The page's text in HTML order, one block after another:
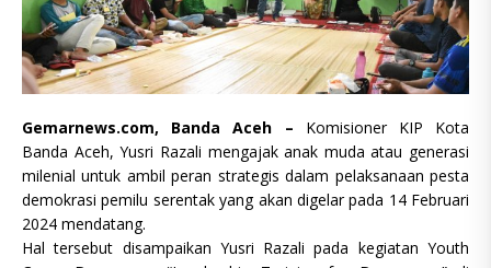
Gemarnews.com, Banda Aceh – Komisioner KIP Kota
Banda Aceh, Yusri Razali mengajak anak muda atau generasi
milenial untuk ambil peran strategis dalam pelaksanaan pesta
demokrasi pemilu serentak yang akan digelar pada 14 Februari
2024 mendatang.
Hal tersebut disampaikan Yusri Razali pada kegiatan Youth